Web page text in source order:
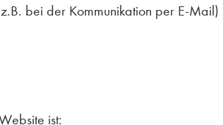
bei der Kommunikation per E-Mail)
ist: